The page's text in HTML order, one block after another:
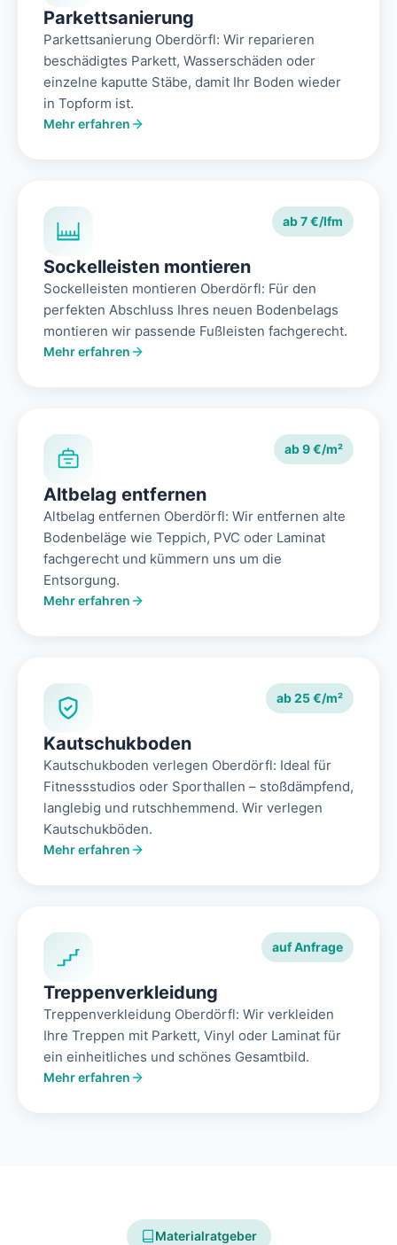
Parkettsanierung
Parkettsanierung Oberdörfl: Wir reparieren
beschädigtes Parkett, Wasserschäden oder
einzelne kaputte Stäbe, damit Ihr Boden wieder
in Topform ist.
Mehr erfahren
ab 7 €/lfm
Sockelleisten montieren
Sockelleisten montieren Oberdörfl: Für den
perfekten Abschluss Ihres neuen Bodenbelags
montieren wir passende Fußleisten fachgerecht.
Mehr erfahren
ab 9 €/m²
Altbelag entfernen
Altbelag entfernen Oberdörfl: Wir entfernen alte
Bodenbeläge wie Teppich, PVC oder Laminat
fachgerecht und kümmern uns um die
Entsorgung.
Mehr erfahren
ab 25 €/m²
Kautschukboden
Kautschukboden verlegen Oberdörfl: Ideal für
Fitnessstudios oder Sporthallen – stoßdämpfend,
langlebig und rutschhemmend. Wir verlegen
Kautschukböden.
Mehr erfahren
auf Anfrage
Treppenverkleidung
Treppenverkleidung Oberdörfl: Wir verkleiden
Ihre Treppen mit Parkett, Vinyl oder Laminat für
ein einheitliches und schönes Gesamtbild.
Mehr erfahren
Materialratgeber